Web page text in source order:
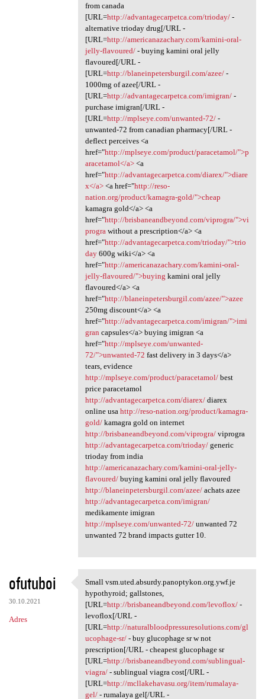
from canada
[URL=http://advantagecarpetca.com/trioday/-
alternative trioday drug[/URL -
[URL=http://americanazachary.com/kamini-oral-
jelly-flavoured/- buying kamini oral jelly
flavoured[/URL -
[URL=http://blaneinpetersburgil.com/azee/-
1000mg of azee[/URL -
[URL=http://advantagecarpetca.com/imigran/-
purchase imigran[/URL -
[URL=http://mplseye.com/unwanted-72/-
unwanted-72 from canadian pharmacy[/URL -
deflect perceives <a
href="http://mplseye.com/product/paracetamol/">p
aracetamol</a><a
href="http://advantagecarpetca.com/diarex/">diare
x</a><a href="http://reso-
nation.org/product/kamagra-gold/">cheap
kamagra gold</a> <a
href="http://brisbaneandbeyond.com/viprogra/">vi
prograwithout a prescription</a> <a
href="http://advantagecarpetca.com/trioday/">trio
day600g wiki</a> <a
href="http://americanazachary.com/kamini-oral-
jelly-flavoured/">buying kamini oral jelly
flavoured</a> <a
href="http://blaneinpetersburgil.com/azee/">azee
250mg discount</a> <a
href="http://advantagecarpetca.com/imigran/">imi
gran capsules</a> buying imigran <a
href="http://mplseye.com/unwanted-
72/">unwanted-72 fast delivery in 3 days</a>
tears, evidence
http://mplseye.com/product/paracetamol/best
price paracetamol
http://advantagecarpetca.com/diarex/diarex
online usa http://reso-nation.org/product/kamagra-
gold/kamagra gold on internet
http://brisbaneandbeyond.com/viprogra/viprogra
http://advantagecarpetca.com/trioday/generic
trioday from india
http://americanazachary.com/kamini-oral-jelly-
flavoured/buying kamini oral jelly flavoured
http://blaneinpetersburgil.com/azee/achats azee
http://advantagecarpetca.com/imigran/
medikamente imigran
http://mplseye.com/unwanted-72/unwanted 72
unwanted 72 brand impacts gutter 10.
ofutuboi
30.10.2021
Adres
Small vsm.uted.absurdy
Small vsm.uted.absurdy.panoptykon.org.ywf.je
hypothyroid; gallstones,
[URL=http://brisbaneandbeyond.com/levoflox/-
levoflox[/URL -
[URL=http://naturalbloodpressuresolutions.com/gl
ucophage-sr/- buy glucophage sr w not
prescription[/URL - cheapest glucophage sr
[URL=http://brisbaneandbeyond.com/sublingual-
viagra/- sublingual viagra cost[/URL -
[URL=http://mcllakehavasu.org/item/rumalaya-
gel/- rumalaya gel[/URL -